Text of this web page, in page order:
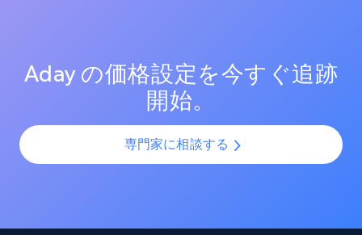
Amazon products search
Asin, URL, Name, Sponsored, Initial price, Final
price, Currency, Sold, and more.
トフォームで一貫性と正確性を確保します。
Aday の価格設定を今すぐ追跡
開始。
専門家に相談する